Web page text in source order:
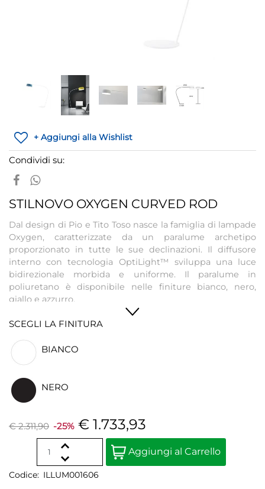
+ Aggiungi alla Wishlist
Condividi su:
STILNOVO OXYGEN CURVED ROD
Dal design di Pio e Tito Toso nasce la famiglia di lampade
Oxygen, caratterizzate da un paralume archetipo
proporzionato in tutte le sue declinazioni. Il diffusore
interno con tecnologia OptiLight™ sviluppa una luce
bidirezionale morbida e uniforme. Il paralume in
poliuretano è disponibile nelle finiture bianco, nero,
giallo e azzurro.
SCEGLI LA FINITURA
BIANCO
NERO
€ 2.311,90 -25% € 1.733,93
Quantità
Aggiungi al Carrello
Codice: ILLUM001606